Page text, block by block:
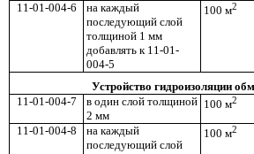
11-01-004-6
на каждый
последующий слой
толщиной 1 мм
добавлять к 11-01-
004-5
100 м2
Устройство гидроизоляции
11-01-004-7
в один слой толщиной
2 мм
100 м2
11-01-004-8
на каждый
последующий слой
100 м2